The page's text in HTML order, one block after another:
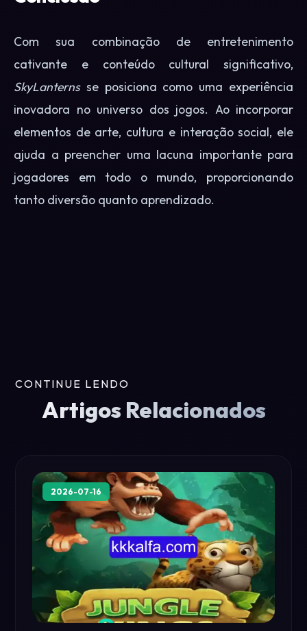
Com sua combinação de entretenimento
cativante e conteúdo cultural significativo,
SkyLanternsse posiciona como uma experiência
inovadora no universo dos jogos. Ao incorporar
elementos de arte, cultura e interação social, ele
ajuda a preencher uma lacuna importante para
jogadores em todo o mundo, proporcionando
tanto diversão quanto aprendizado.
CONTINUE LENDO
Artigos Relacionados
2026-07-16